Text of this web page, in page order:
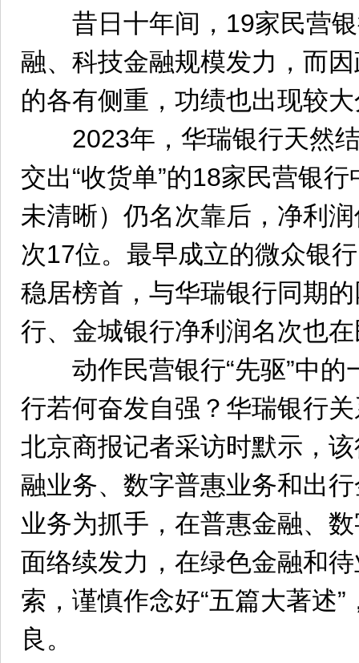
昔日十年间，19家民营银
融、科技金融规模发力，而
的各有侧重，功绩也出现较
2023年，华瑞银行天然结
交出“收货单”的18家民营银
未清晰）仍名次靠后，净利
次17位。最早成立的微众银
稳居榜首，与华瑞银行同期
行、金城银行净利润名次也
动作民营银行“先驱”中的
行若何奋发自强？华瑞银行
北京商报记者采访时默示，
融业务、数字普惠业务和出
业务为抓手，在普惠金融、
面络续发力，在绿色金融和
索，谨慎作念好“五篇大著述
良。